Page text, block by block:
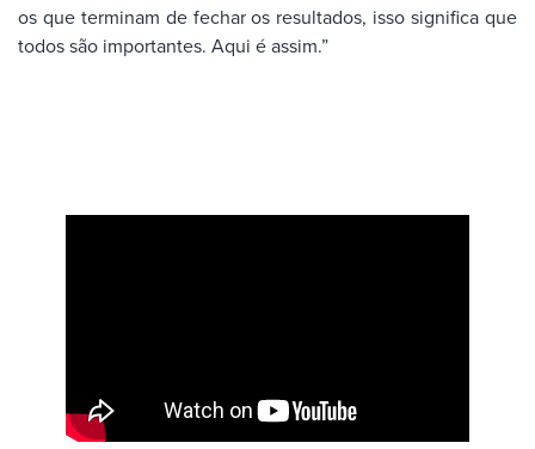
os que terminam de fechar os resultados, isso significa que
todos são importantes. Aqui é assim.”